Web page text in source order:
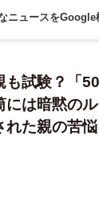
ニュースを
も試験？「
には暗黙の
れた親の苦悩